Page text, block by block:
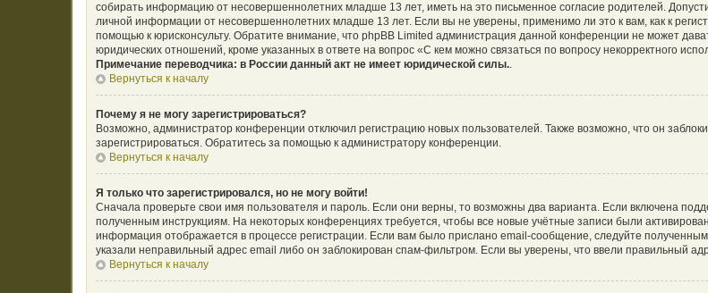
собирать информацию от несовершеннолетних младше 13 лет, иметь на это письменное согласие родителей.
личной информации от несовершеннолетних младше 13 лет. Если вы не уверены, применимо ли это к вам, как к
помощью к юрисконсульту. Обратите внимание, что phpBB Limited администрация данной конференции не может
юридических отношений, кроме указанных в ответе на вопрос «С кем можно связаться по вопросу некорректного
Примечание переводчика: в России данный акт не имеет юридической силы..
Вернуться к началу
Почему я не могу зарегистрироваться?
Возможно, администратор конференции отключил регистрацию новых пользователей. Также возможно, что он
зарегистрироваться. Обратитесь за помощью к администратору конференции.
Вернуться к началу
Я только что зарегистрировался, но не могу войти!
Сначала проверьте свои имя пользователя и пароль. Если они верны, то возможны два варианта. Если включена
полученным инструкциям. На некоторых конференциях требуется, чтобы все новые учётные записи были
информация отображается в процессе регистрации. Если вам было прислано email-сообщение, следуйте
указали неправильный адрес email либо он заблокирован спам-фильтром. Если вы уверены, что ввели правильный
Вернуться к началу